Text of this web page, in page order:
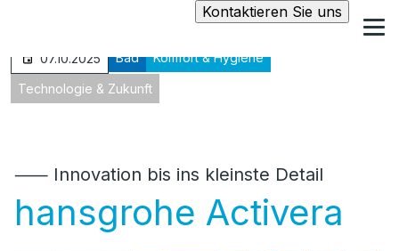
Kontaktieren Sie uns
07.10.2025 Bad Komfort & Hygiene
Technologie & Zukunft
⸺ Innovation bis ins kleinste Detail
hansgrohe Activera